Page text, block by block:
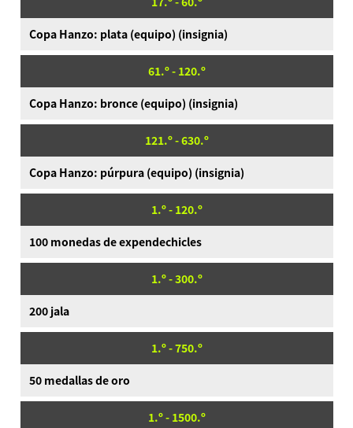
Copa Hanzo: plata (equipo) (insignia)
61.º - 120.º
Copa Hanzo: bronce (equipo) (insignia)
121.º - 630.º
Copa Hanzo: púrpura (equipo) (insignia)
1.º - 120.º
100 monedas de expendechicles
1.º - 300.º
200 jala
1.º - 750.º
50 medallas de oro
1.º - 1500.º